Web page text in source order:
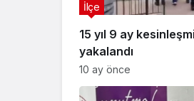
15 yıl 9 ay
yakalandı
İlçe
10 ay önce